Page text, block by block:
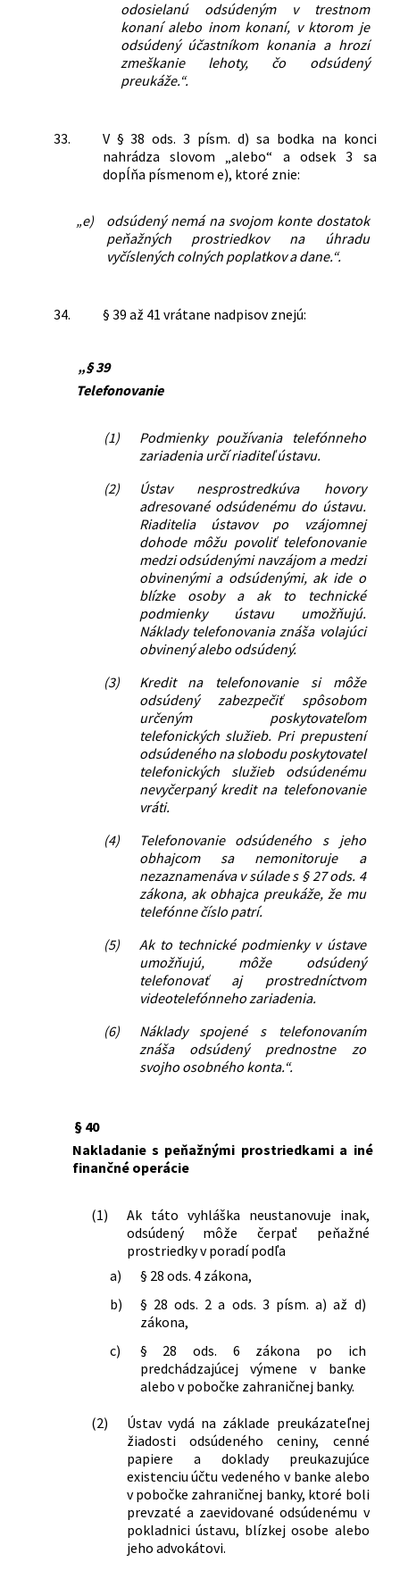
odosielanú odsúdeným v trestnom
konaní alebo inom konaní, v ktorom je
odsúdený účastníkom konania a hrozí
zmeškanie lehoty, čo odsúdený
preukáže.“.
33.
V § 38 ods. 3 písm. d) sa bodka na konci
nahrádza slovom „alebo“ a odsek 3 sa
dopĺňa písmenom e), ktoré znie:
„e)
odsúdený nemá na svojom konte dostatok
peňažných prostriedkov na úhradu
vyčíslených colných poplatkov a dane.“.
34. § 39 až 41 vrátane nadpisov znejú:
„§ 39
Telefonovanie
(1)
Podmienky používania telefónneho
zariadenia určí riaditeľ ústavu.
(2)
Ústav nesprostredkúva hovory
adresované odsúdenému do ústavu.
Riaditelia ústavov po vzájomnej
dohode môžu povoliť telefonovanie
medzi odsúdenými navzájom a medzi
obvinenými a odsúdenými, ak ide o
blízke osoby a ak to technické
podmienky ústavu umožňujú.
Náklady telefonovania znáša volajúci
obvinený alebo odsúdený.
(3)
Kredit na telefonovanie si môže
odsúdený zabezpečiť spôsobom
určeným poskytovateľom
telefonických služieb. Pri prepustení
odsúdeného na slobodu poskytovateľ
telefonických služieb odsúdenému
nevyčerpaný kredit na telefonovanie
vráti.
(4)
Telefonovanie odsúdeného s jeho
obhajcom sa nemonitoruje a
nezaznamenáva v súlade s § 27 ods. 4
zákona, ak obhajca preukáže, že mu
telefónne číslo patrí.
(5)
Ak to technické podmienky v ústave
umožňujú, môže odsúdený
telefonovať aj prostredníctvom
videotelefónneho zariadenia.
(6)
Náklady spojené s telefonovaním
znáša odsúdený prednostne zo
svojho osobného konta.“.
§ 40
Nakladanie s peňažnými prostriedkami a iné
finančné operácie
(1)
Ak táto vyhláška neustanovuje inak,
odsúdený môže čerpať peňažné
prostriedky v poradí podľa
a)
§ 28 ods. 4 zákona,
b)
§ 28 ods. 2 a ods. 3 písm. a) až d)
zákona,
c)
§ 28 ods. 6 zákona po ich
predchádzajúcej výmene v banke
alebo v pobočke zahraničnej banky.
(2)
Ústav vydá na základe preukázateľnej
žiadosti odsúdeného ceniny, cenné
papiere a doklady preukazujúce
existenciu účtu vedeného v banke alebo
v pobočke zahraničnej banky, ktoré boli
prevzaté a zaevidované odsúdenému v
pokladnici ústavu, blízkej osobe alebo
jeho advokátovi.